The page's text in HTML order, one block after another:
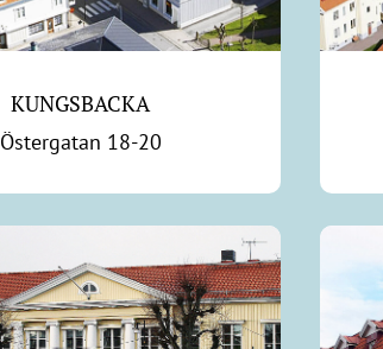
KUNGSBACKA
Östergatan 18-20